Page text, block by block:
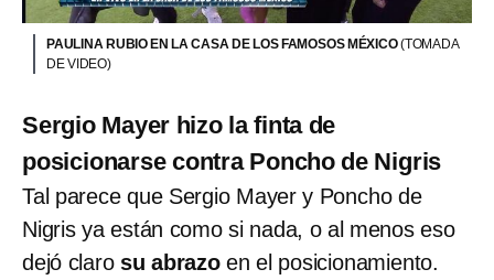
PAULINA RUBIO EN LA CASA DE LOS FAMOSOS MÉXICO(TOMADA
DE VIDEO)
Sergio Mayer hizo la finta de
posicionarse contra Poncho de Nigris
Tal parece que Sergio Mayer y Poncho de
Nigris ya están como si nada, o al menos eso
dejó claro su abrazoen el posicionamiento.